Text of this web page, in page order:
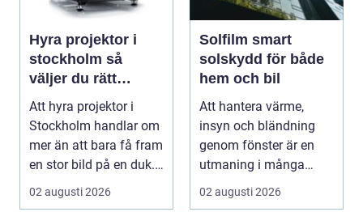
Hyra projektor i
stockholm så
väljer du rätt
lösning för ditt
event
Att hyra projektor i
Stockholm handlar om
mer än att bara få fram
en stor bild på en duk.
En bra pro...
02 augusti 2026
Solfilm smart
solskydd för både
hem och bil
Att hantera värme,
insyn och bländning
genom fönster är en
utmaning i många
svenska hem, kontor
och ...
02 augusti 2026